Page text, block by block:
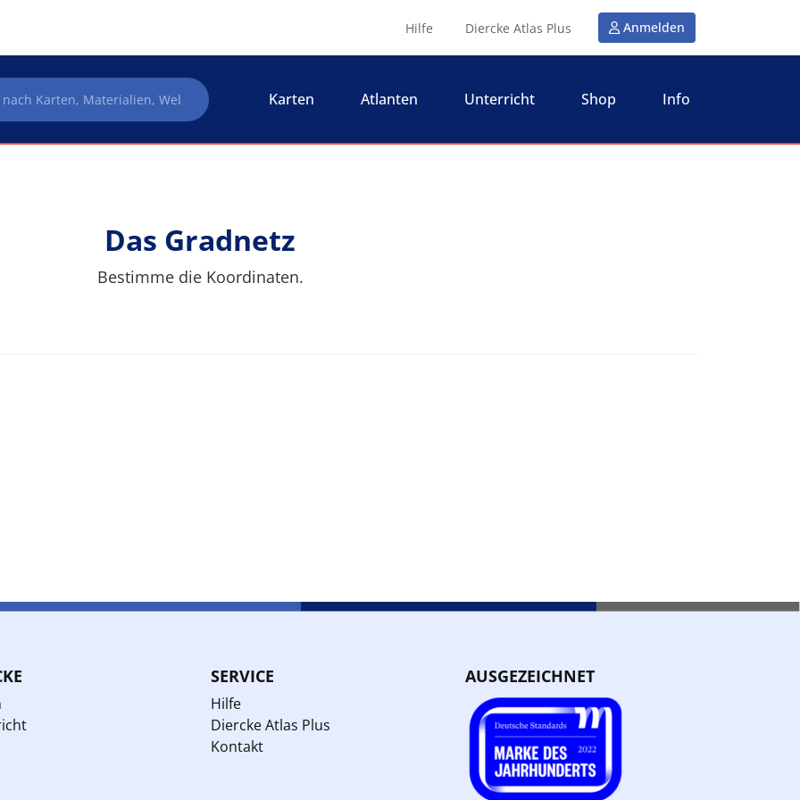
Hilfe Diercke Atlas Plus Anmelden
Karten Atlanten Unterricht Shop Info
Das Gradnetz
Bestimme die Koordinaten.
SERVICE
Hilfe
Diercke Atlas Plus
Kontakt
AUSGEZEICHNET